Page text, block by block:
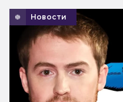
Новости